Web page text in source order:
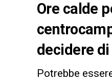
Ore calde
decidere
Potrebbe